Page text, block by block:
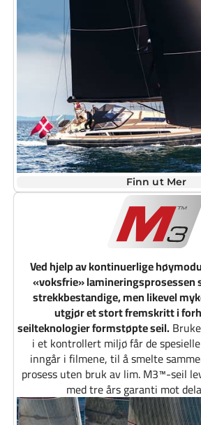
Finn ut Mer
Ved hjelp av kontinuerlige
«voksfrie»
strekkbestandige, men likevel
utgjør et stort fremskritt i
seilteknologier formstøpte seil.
i et kontrollert miljø får de
inngår i filmene, til å smelte
prosess uten bruk av lim. M3™-seil
med tre års garanti mot